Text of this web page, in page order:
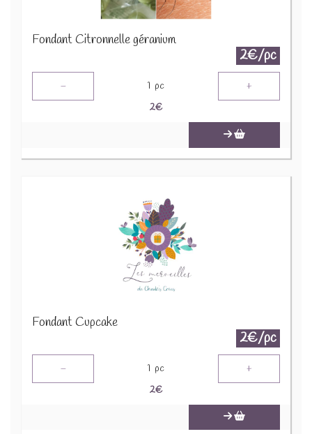
Fondant Citronnelle géranium
2€/pc
- 1 pc +
2€
Fondant Cupcake
2€/pc
- 1 pc +
2€